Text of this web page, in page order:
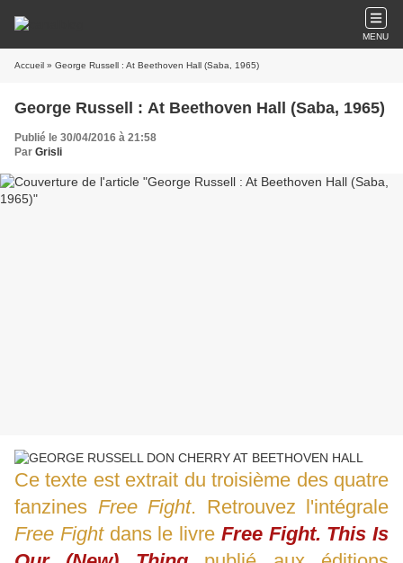
MENU
Accueil » George Russell : At Beethoven Hall (Saba, 1965)
George Russell : At Beethoven Hall (Saba, 1965)
Publié le 30/04/2016 à 21:58
Par Grisli
Ce texte est extrait du troisième des quatre
fanzines Free Fight. Retrouvez l'intégrale
Free Fightdans le livre Free Fight. This Is